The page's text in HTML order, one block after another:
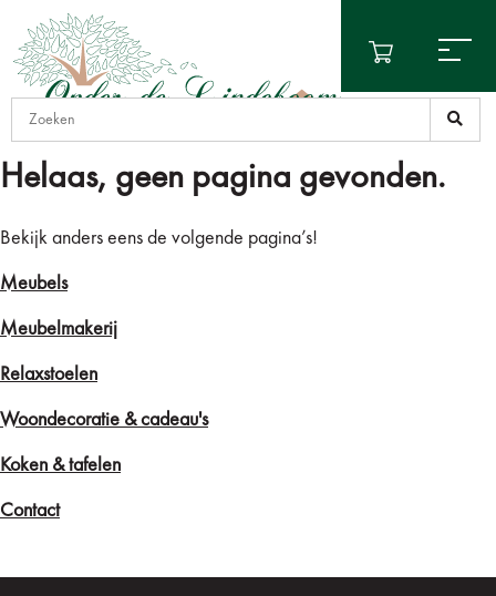
Helaas, geen pagina gevonden.
Bekijk anders eens de volgende pagina’s!
Meubels
Meubelmakerij
Relaxstoelen
Woondecoratie & cadeau's
Koken & tafelen
Contact